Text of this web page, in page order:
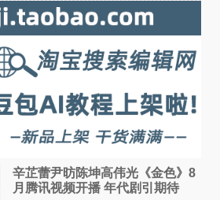
辛芷蕾尹昉陈坤高伟光《金色》8
月腾讯视频开播 年代剧引期待